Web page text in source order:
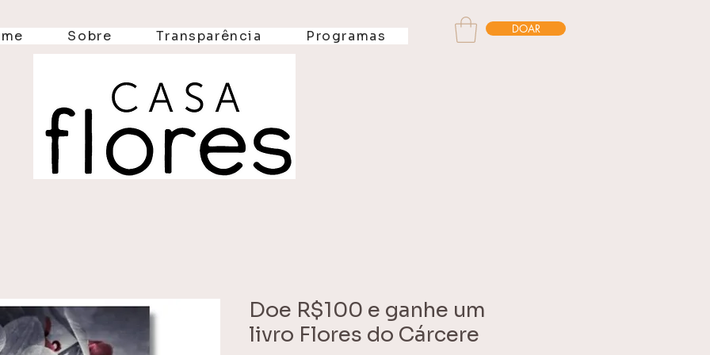
Sobre Transparência Programas DOAR
Doe R$100 e ganhe um
livro Flores do Cárcere